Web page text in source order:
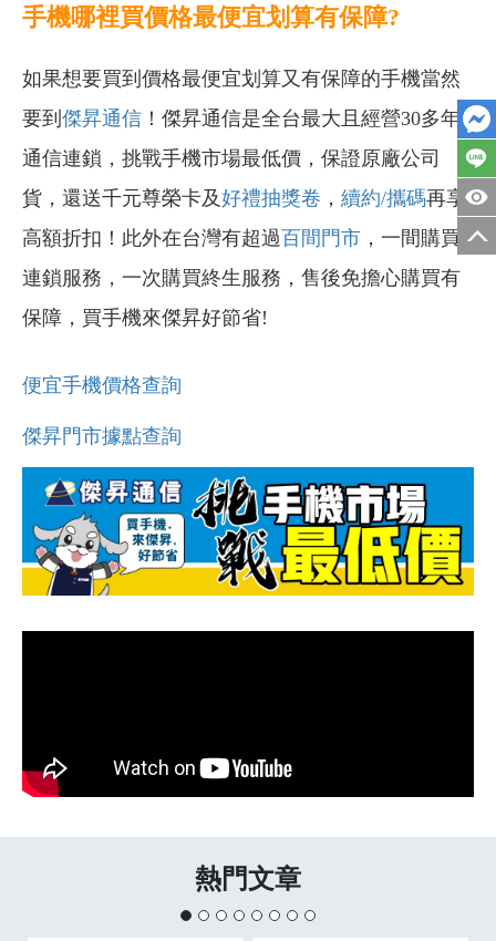
手機哪裡買價格最便宜划算有保障?
如果想要買到價格最便宜划算又有保障的手機當然
要到 傑昇通信 ！傑昇通信是全台最大且經營30多年
通信連鎖，挑戰手機市場最低價，保證原廠公司
貨，還送千元尊榮卡及好禮抽獎卷 ， 續約/攜碼再享
高額折扣！此外在台灣有超過百間門市 ，一間購買
連鎖服務，一次購買終生服務，售後免擔心購買有
保障，買手機來傑昇好節省!
便宜手機價格查詢
傑昇門市據點查詢
熱門文章